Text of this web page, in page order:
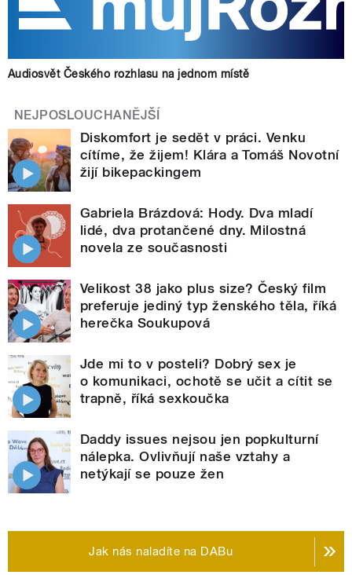
Audiosvět Českého rozhlasu na jednom místě
NEJPOSLOUCHANĚJŠÍ
Diskomfort je sedět v práci. Venku
cítíme, že žijem! Klára a Tomáš Novotní
žijí bikepackingem
Gabriela Brázdová: Hody. Dva mladí
lidé, dva protančené dny. Milostná
novela ze současnosti
Velikost 38 jako plus size? Český film
preferuje jediný typ ženského těla, říká
herečka Soukupová
Jde mi to v posteli? Dobrý sex je
o komunikaci, ochotě se učit a cítit se
trapně, říká sexkoučka
Daddy issues nejsou jen popkulturní
nálepka. Ovlivňují naše vztahy a
netýkají se pouze žen
Jak nás naladíte na DABu